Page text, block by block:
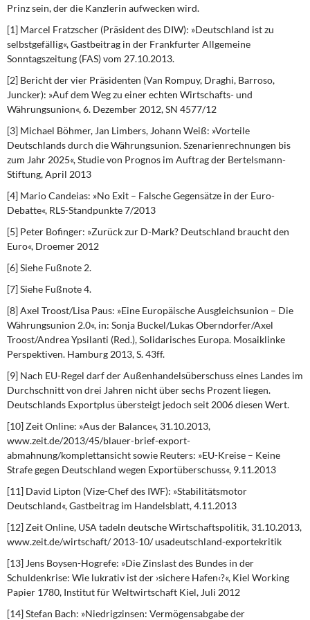
Prinz sein, der die Kanzlerin aufwecken wird.
[1] Marcel Fratzscher (Präsident des DIW): »Deutschland ist zu
selbstgefällig«, Gastbeitrag in der Frankfurter Allgemeine
Sonntagszeitung (FAS) vom 27.10.2013.
[2] Bericht der vier Präsidenten (Van Rompuy, Draghi, Barroso,
Juncker): »Auf dem Weg zu einer echten Wirtschafts- und
Währungsunion«, 6. Dezember 2012, SN 4577/12
[3] Michael Böhmer, Jan Limbers, Johann Weiß: »Vorteile
Deutschlands durch die Währungsunion. Szenarienrechnungen bis
zum Jahr 2025«, Studie von Prognos im Auftrag der Bertelsmann-
Stiftung, April 2013
[4] Mario Candeias: »No Exit – Falsche Gegensätze in der Euro-
Debatte«, RLS-Standpunkte 7/2013
[5] Peter Bofinger: »Zurück zur D-Mark? Deutschland braucht den
Euro«, Droemer 2012
[6] Siehe Fußnote 2.
[7] Siehe Fußnote 4.
[8] Axel Troost/Lisa Paus: »Eine Europäische Ausgleichsunion – Die
Währungsunion 2.0«, in: Sonja Buckel/Lukas Oberndorfer/Axel
Troost/Andrea Ypsilanti (Red.), Solidarisches Europa. Mosaiklinke
Perspektiven. Hamburg 2013, S. 43ff.
[9] Nach EU-Regel darf der Außenhandelsüberschuss eines Landes im
Durchschnitt von drei Jahren nicht über sechs Prozent liegen.
Deutschlands Exportplus übersteigt jedoch seit 2006 diesen Wert.
[10] Zeit Online: »Aus der Balance«, 31.10.2013,
www.zeit.de/2013/45/blauer-brief-export-
abmahnung/komplettansicht sowie Reuters: »EU-Kreise – Keine
Strafe gegen Deutschland wegen Exportüberschuss«, 9.11.2013
[11] David Lipton (Vize-Chef des IWF): »Stabilitätsmotor
Deutschland«, Gastbeitrag im Handelsblatt, 4.11.2013
[12] Zeit Online, USA tadeln deutsche Wirtschaftspolitik, 31.10.2013,
www.zeit.de/wirtschaft/ 2013-10/ usadeutschland-exportekritik
[13] Jens Boysen-Hogrefe: »Die Zinslast des Bundes in der
Schuldenkrise: Wie lukrativ ist der ›sichere Hafen‹?«, Kiel Working
Papier 1780, Institut für Weltwirtschaft Kiel, Juli 2012
[14] Stefan Bach: »Niedrigzinsen: Vermögensabgabe der